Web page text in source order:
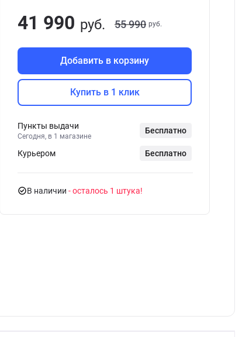
41 990 руб. 55 990 руб.
Добавить в корзину
Купить в 1 клик
Пункты выдачи
Сегодня, в 1 магазине
Бесплатно
Курьером Бесплатно
В наличии - осталось 1 штука